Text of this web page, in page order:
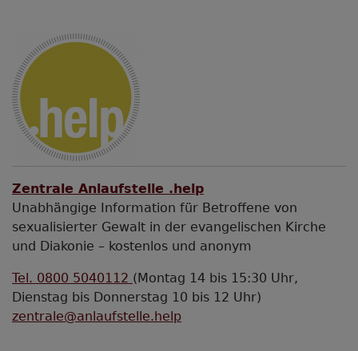
Zentrale Anlaufstelle .help
Unabhängige Information für Betroffene von
sexualisierter Gewalt in der evangelischen Kirche
und Diakonie – kostenlos und anonym
Tel. 0800 5040112 (Montag 14 bis 15:30 Uhr,
Dienstag bis Donnerstag 10 bis 12 Uhr)
zentrale@anlaufstelle.help